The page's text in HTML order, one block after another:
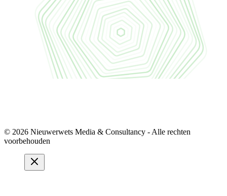
© 2026 Nieuwerwets Media & Consultancy - Alle rechten
voorbehouden